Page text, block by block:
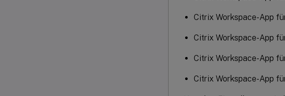
Citrix Workspace-App
Citrix Workspace-App
Citrix Workspace-App
Citrix Workspace-App